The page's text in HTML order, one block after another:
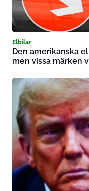
Elbilar
Den amerikanska
men vissa märken